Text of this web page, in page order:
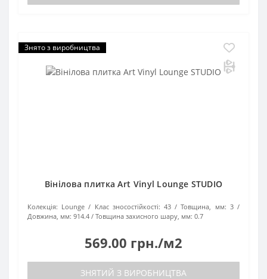
Знято з виробництва
Вінілова плитка Art Vinyl Lounge STUDIO
Колекція: Lounge Клас зносостійкості: 43 Товщина, мм: 3
Довжина, мм: 914.4 Товщина захисного шару, мм: 0.7
569.00 грн./м2
ЗНЯТИЙ З ВИРОБНИЦТВА